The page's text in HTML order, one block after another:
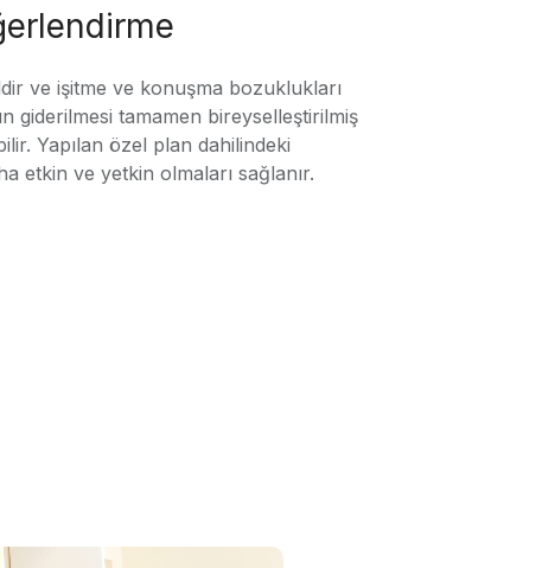
ve işitme ve konuşma bozuklukları
giderilmesi tamamen bireyselleştirilmiş
Yapılan özel plan dahilindeki
etkin ve yetkin olmaları sağlanır.